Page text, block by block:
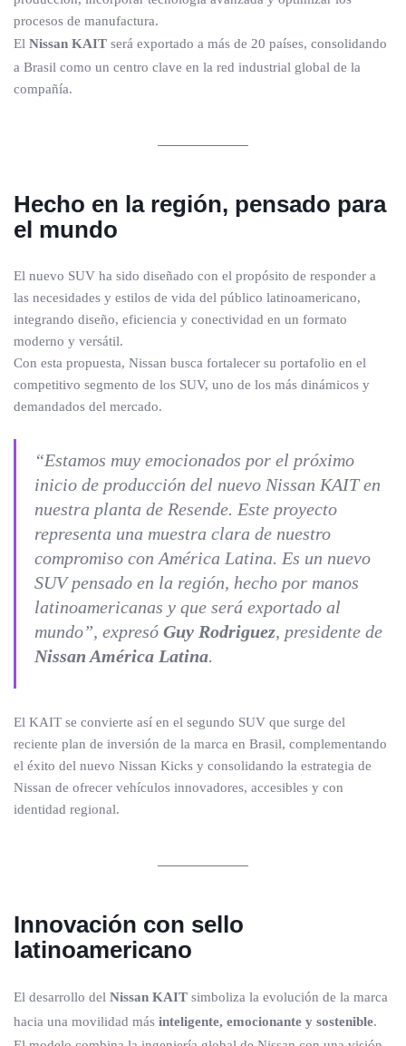
procesos de manufactura.
El Nissan KAIT será exportado a más de 20 países, consolidando
a Brasil como un centro clave en la red industrial global de la
compañía.
Hecho en la región, pensado para
el mundo
El nuevo SUV ha sido diseñado con el propósito de responder a
las necesidades y estilos de vida del público latinoamericano,
integrando diseño, eficiencia y conectividad en un formato
moderno y versátil.
Con esta propuesta, Nissan busca fortalecer su portafolio en el
competitivo segmento de los SUV, uno de los más dinámicos y
demandados del mercado.
“Estamos muy emocionados por el próximo
inicio de producción del nuevo Nissan KAIT en
nuestra planta de Resende. Este proyecto
representa una muestra clara de nuestro
compromiso con América Latina. Es un nuevo
SUV pensado en la región, hecho por manos
latinoamericanas y que será exportado al
mundo”, expresó Guy Rodriguez, presidente de
Nissan América Latina.
El KAIT se convierte así en el segundo SUV que surge del
reciente plan de inversión de la marca en Brasil, complementando
el éxito del nuevo Nissan Kicks y consolidando la estrategia de
Nissan de ofrecer vehículos innovadores, accesibles y con
identidad regional.
Innovación con sello
latinoamericano
El desarrollo del Nissan KAIT simboliza la evolución de la marca
hacia una movilidad más inteligente, emocionante y sostenible.